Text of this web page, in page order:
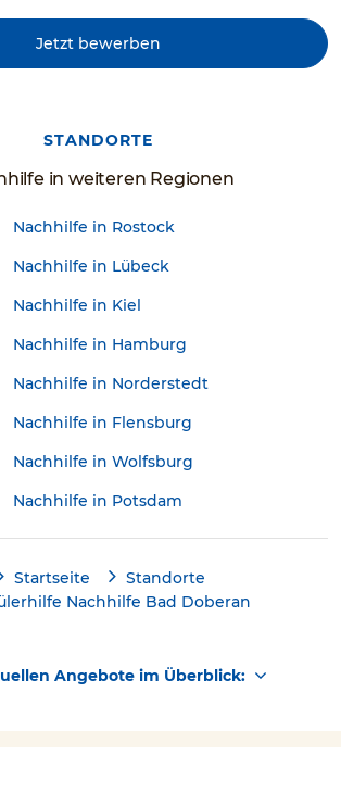
Jetzt bewerben
STANDORTE
in weiteren Regionen
Nachhilfe in Rostock
Nachhilfe in Lübeck
Nachhilfe in Kiel
Nachhilfe in Hamburg
Nachhilfe in Norderstedt
Nachhilfe in Flensburg
Nachhilfe in Wolfsburg
Nachhilfe in Potsdam
Startseite
Standorte
Nachhilfe Bad Doberan
Angebote im Überblick: